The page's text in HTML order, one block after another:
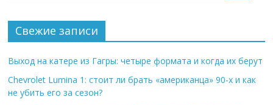
Свежие записи
Выход на катере из Гагры: четыре формата и когда их берут
Chevrolet Lumina 1: стоит ли брать «американца» 90-х и как
не убить его за сезон?